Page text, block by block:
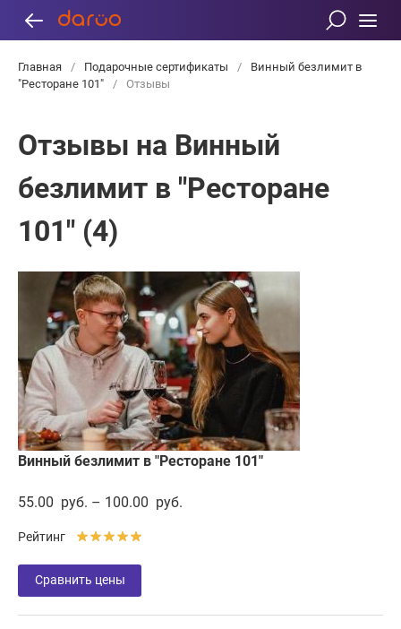
Главная / Подарочные сертификаты /
Винный безлимит в
"Ресторане 101"
/ Отзывы
Отзывы на Винный
безлимит в "Ресторане
101" (4)
Винный безлимит в "Ресторане 101"
55.00 руб. – 100.00 руб.
Рейтинг
Сравнить цены